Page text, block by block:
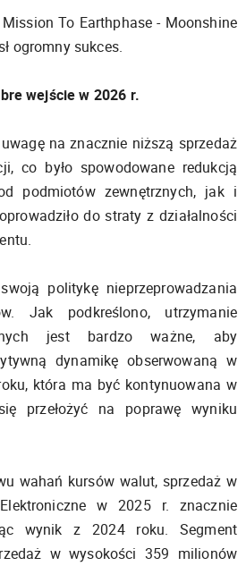
To Earthphase - Moonshine
ogromny sukces.
wejście w 2026 r.
na znacznie niższą sprzedaż
co było spowodowane redukcją
podmiotów zewnętrznych, jak i
do straty z działalności
politykę nieprzeprowadzania
Jak podkreślono, utrzymanie
jest bardzo ważne, aby
dynamikę obserwowaną w
która ma być kontynuowana w
przełożyć na poprawę wyniku
wahań kursów walut, sprzedaż w
w 2025 r. znacznie
wynik z 2024 roku. Segment
w wysokości 359 milionów